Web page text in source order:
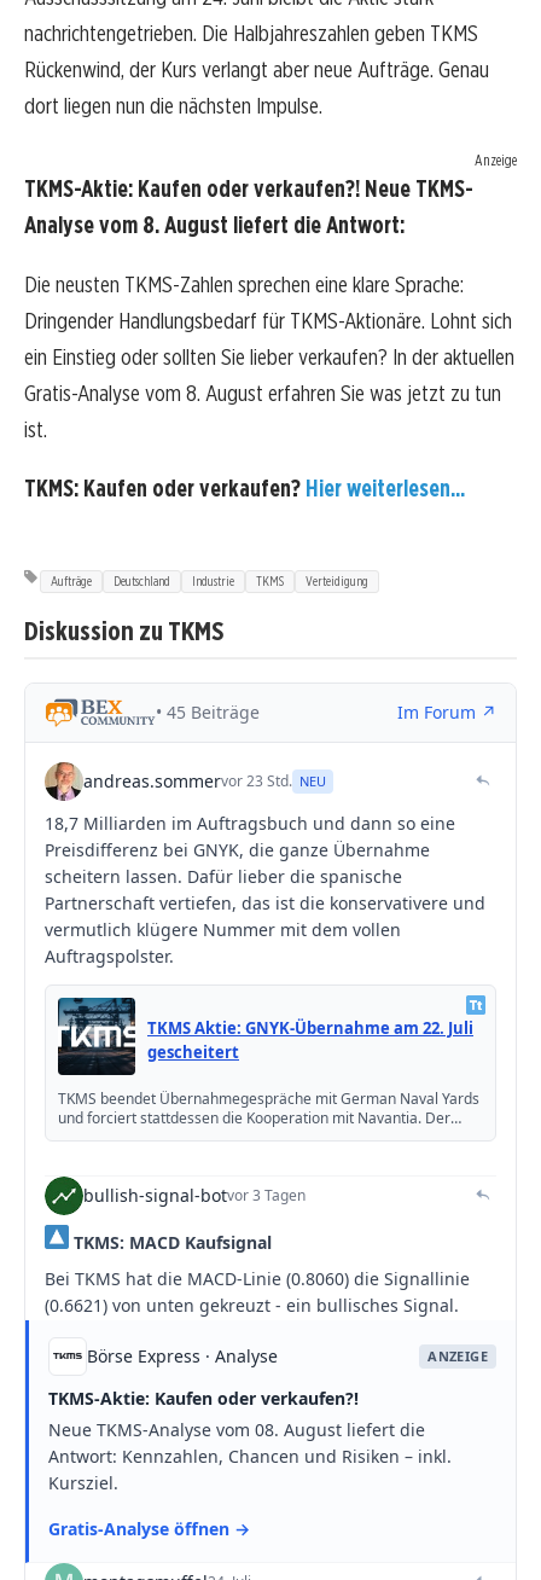
nachrichtengetrieben. Die Halbjahreszahlen geben TKMS
Rückenwind, der Kurs verlangt aber neue Aufträge. Genau
dort liegen nun die nächsten Impulse.
Anzeige
TKMS-Aktie: Kaufen oder verkaufen?! Neue TKMS-
Analyse vom 8. August liefert die Antwort:
Die neusten TKMS-Zahlen sprechen eine klare Sprache:
Dringender Handlungsbedarf für TKMS-Aktionäre. Lohnt sich
ein Einstieg oder sollten Sie lieber verkaufen? In der aktuellen
Gratis-Analyse vom 8. August erfahren Sie was jetzt zu tun
ist.
TKMS: Kaufen oder verkaufen? Hier weiterlesen...
Aufträge Deutschland Industrie TKMS Verteidigung
Diskussion zu TKMS